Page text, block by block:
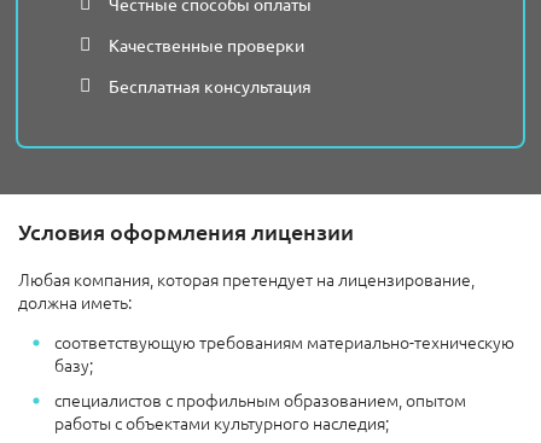
Качественные проверки
Бесплатная консультация
Условия оформления лицензии
Любая компания, которая претендует на лицензирование,
должна иметь:
соответствующую требованиям материально-техническую
базу;
специалистов с профильным образованием, опытом
работы с объектами культурного наследия;